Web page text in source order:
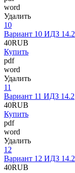
word
Удалить
10
Вариант 10 ИДЗ 14.2
40RUB
Купить
pdf
word
Удалить
11
Вариант 11 ИДЗ 14.2
40RUB
Купить
pdf
word
Удалить
12
Вариант 12 ИДЗ 14.2
40RUB